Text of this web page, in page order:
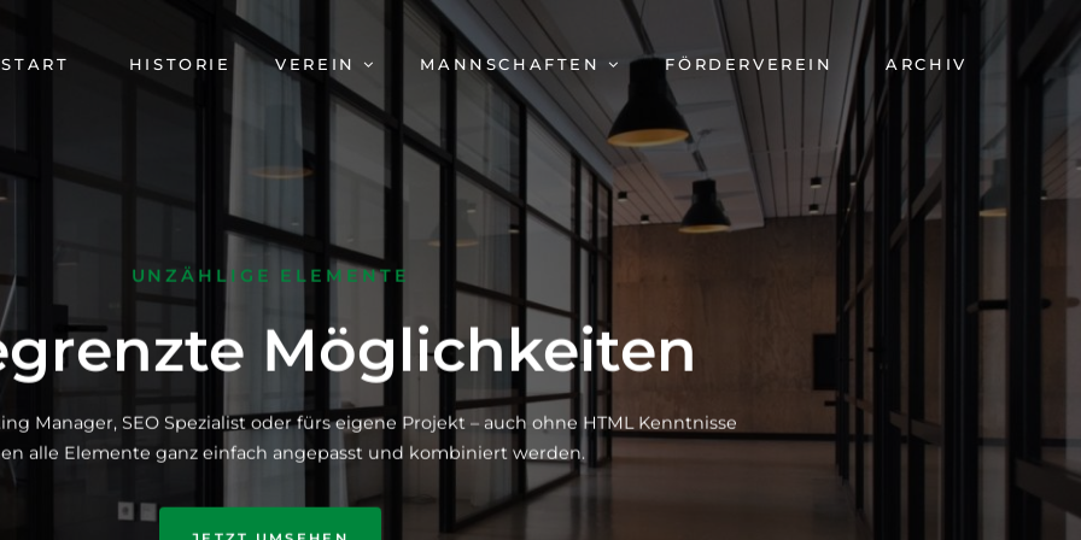
START HISTORIE VEREIN MANNSCHAFTEN FÖRDERVEREIN ARCHIV
UNZÄHLIGE ELEMENTE
Möglichkeiten
Manager, SEO Spezialist oder fürs eigene Projekt – auch ohne HTML Kenntnisse
alle Elemente ganz einfach angepasst und kombiniert werden.